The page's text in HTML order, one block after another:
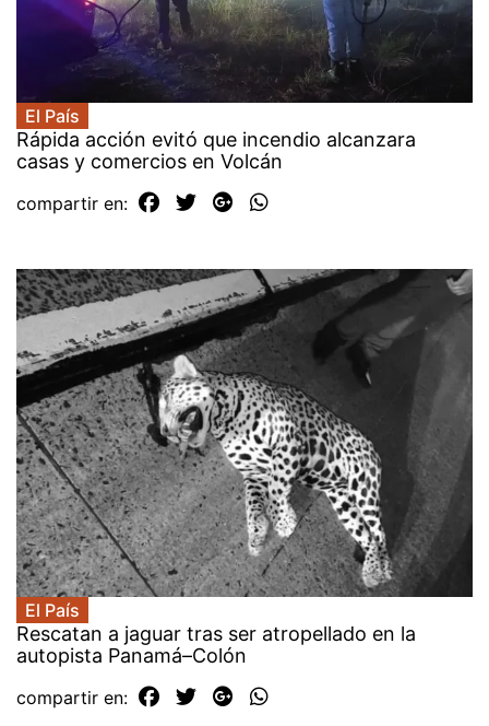
El País
Rápida acción evitó que incendio alcanzara
casas y comercios en Volcán
compartir en:
El País
Rescatan a jaguar tras ser atropellado en la
autopista Panamá–Colón
compartir en: